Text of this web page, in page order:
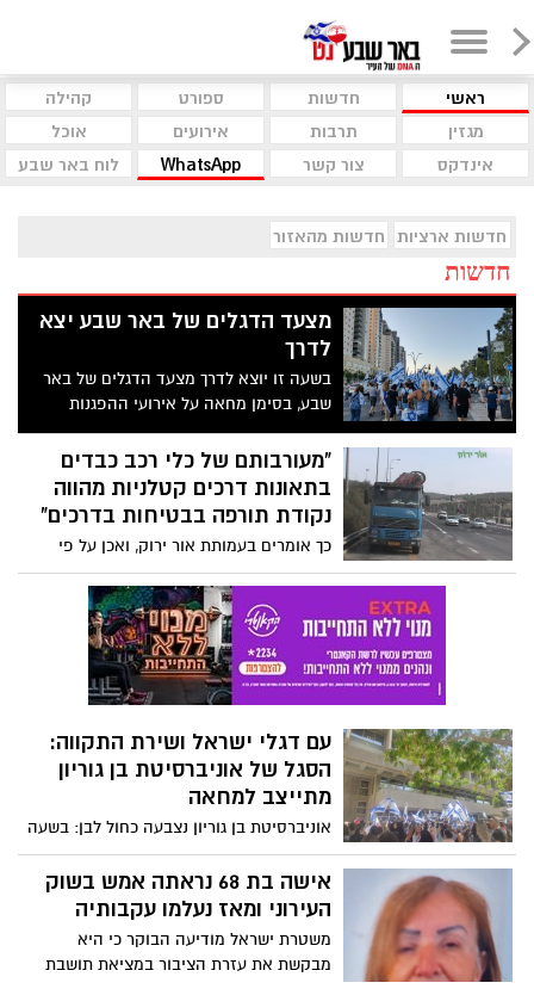
ראשי חדשות ספורט
קהילה
מגזין
תרבות אירועים
אוכל
אינדקס
צור קשר WhatsApp לוח באר שבע
חדשות ארציות חדשות מהאזור
חדשות
מצעד הדגלים של באר שבע יצא
לדרך
בשעה זו יוצא לדרך מצעד הדגלים של באר
שבע, בסימן מחאה על אירועי ההפגנות
בקמפוס בן גוריון בהן הונפו דגלי אש"ף
באישור האוניברסיטה. עשרות תושבים
מתכנסים כעת בקריית הממשלה עם דגלי
"מעורבותם של כלי רכב כבדים
בתאונות דרכים קטלניות מהווה
נקודת תורפה בבטיחות בדרכים"
כך אומרים בעמותת אור ירוק, ואכן על פי
הנתונים ישנה עליה של 23% בתאונות דרכים
קטלניות במעורבות אוטובוסים ומשאיות, ומה
לגבי באר שבע?
עם דגלי ישראל ושירת התקווה:
הסגל של אוניברסיטת בן גוריון
מתייצב למחאה
אוניברסיטת בן גוריון נצבעה כחול לבן: בשעה
האחרונה התקיימה מחאה, מאחוריה עומדים
הסגל המנהלי והטכני של האוניברסיטה, כנגד
ההפגנות ביום שני האחרון במהלכן אושרה
ווכט: "הפסיקו להשמיע את ההמנון בחלק
מהטקסים".
אישה בת 68 נראתה אמש בשוק
העירוני ומאז נעלמו עקבותיה
משטרת ישראל מודיעה הבוקר כי היא
מבקשת את עזרת הציבור במציאת תושבת